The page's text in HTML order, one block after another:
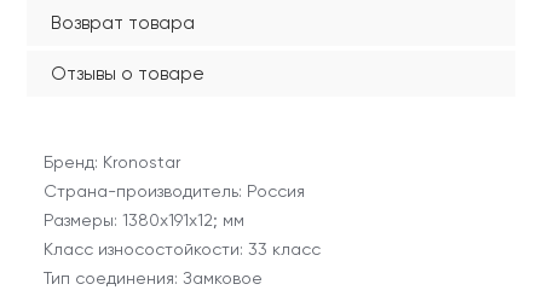
Возврат товара
Отзывы о товаре
Бренд: Kronostar
Страна-производитель: Россия
Размеры: 1380х191х12; мм
Класс износостойкости: 33 класс
Тип соединения: Замковое